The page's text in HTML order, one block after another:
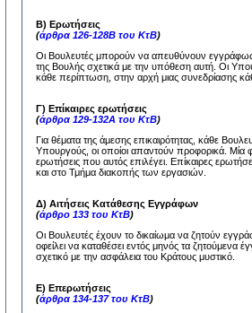
Β) Ερωτήσεις
(άρθρα 126-128Β του ΚτΒ)
Οι Βουλευτές μπορούν να απευθύνουν
της Βουλής σχετικά με την υπόθεση αυτή. Οι
κάθε περίπτωση, στην αρχή μιας συνεδρίασης
Γ) Επίκαιρες ερωτήσεις
(άρθρα 129-132Α του ΚτΒ)
Για θέματα της άμεσης επικαιρότητας, κάθε
Υπουργούς, οι οποίοι απαντούν προφορικά. Μία
ερωτήσεις που αυτός επιλέγει. Επίκαιρες
και στο Τμήμα διακοπής των εργασιών.
Δ) Αιτήσεις Κατάθεσης Εγγράφων
(άρθρο 133 του ΚτΒ)
Οι Βουλευτές έχουν το δικαίωμα να ζητούν
οφείλει να καταθέσει εντός μηνός τα
σχετικό με την ασφάλεια του Κράτους μυστικό.
Ε) Επερωτήσεις
(άρθρα 134-137 του ΚτΒ)